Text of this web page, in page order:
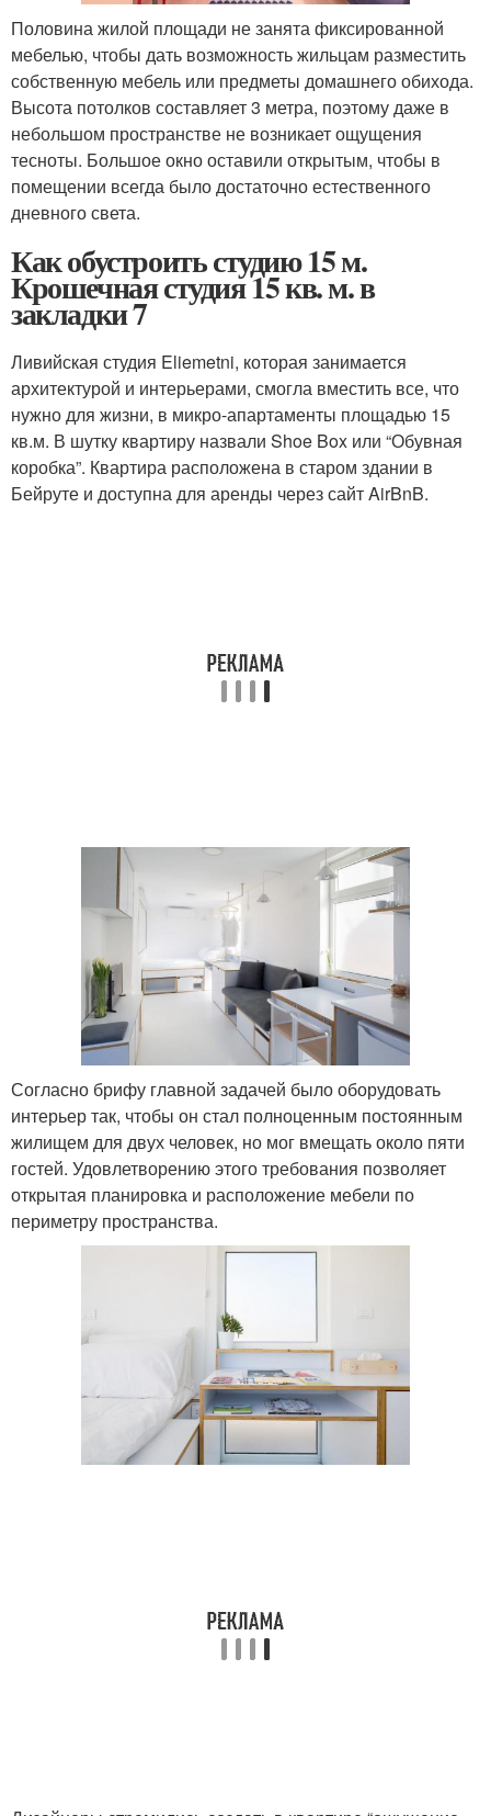
Половина жилой площади не занята фиксированной
мебелью, чтобы дать возможность жильцам разместить
собственную мебель или предметы домашнего обихода.
Высота потолков составляет 3 метра, поэтому даже в
небольшом пространстве не возникает ощущения
тесноты. Большое окно оставили открытым, чтобы в
помещении всегда было достаточно естественного
дневного света.
Как обустроить студию 15 м.
Крошечная студия 15 кв. м. в
закладки 7
Ливийская студия Eliemetni, которая занимается
архитектурой и интерьерами, смогла вместить все, что
нужно для жизни, в микро-апартаменты площадью 15
кв.м. В шутку квартиру назвали Shoe Box или “Обувная
коробка”. Квартира расположена в старом здании в
Бейруте и доступна для аренды через сайт AirBnB.
Согласно брифу главной задачей было оборудовать
интерьер так, чтобы он стал полноценным постоянным
жилищем для двух человек, но мог вмещать около пяти
гостей. Удовлетворению этого требования позволяет
открытая планировка и расположение мебели по
периметру пространства.